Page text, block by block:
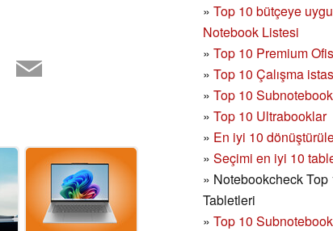
» Top 10 bütçeye
Notebook Listesi
» Top 10 Premium
» Top 10 Çalışma
» Top 10
» Top 10 Ultrabooklar
» En iyi 10
» Seçimi en iyi 10
» Notebookcheck
Tabletleri
» Top 10